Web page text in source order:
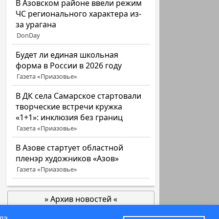
В Азовском районе ввели режим
ЧС регионального характера из-
за урагана
DonDay
Будет ли единая школьная
форма в России в 2026 году
Газета «Приазовье»
В ДК села Самарское стартовали
творческие встречи кружка
«1+1»: инклюзия без границ
Газета «Приазовье»
В Азове стартует областной
пленэр художников «Азов»
Газета «Приазовье»
» Архив новостей «
позже